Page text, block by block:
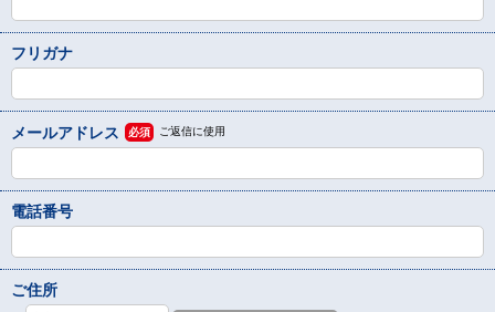
フリガナ
メールアドレス 必須 ご返信に使用
電話番号
ご住所